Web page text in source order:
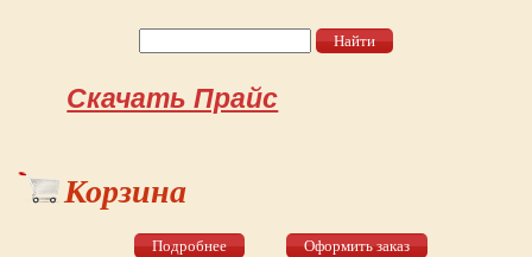
Скачать Прайс
Корзина
Подробнее Оформить заказ